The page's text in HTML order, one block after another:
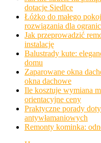
dotacje Siedlce
Łóżko do małego
rozwiązania dla
Jak przeprowadzić
instalację
Balustrady kute:
domu
Zaparowane okna
okna dachowe
Ile kosztuje wymiana
orientacyjne ceny
Praktyczne porady
antywłamaniowych
Remonty kominka: